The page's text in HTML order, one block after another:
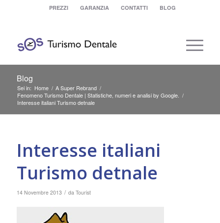
PREZZI GARANZIA CONTATTI BLOG
Blog
Sei in: Home / A Super Rebrand /
Fenomeno Turismo Dentale | Statistiche, numeri e analisi by Google. /
Interesse italiani Turismo detnale
Interesse italiani
Turismo detnale
14 Novembre 2013 / da Tourist